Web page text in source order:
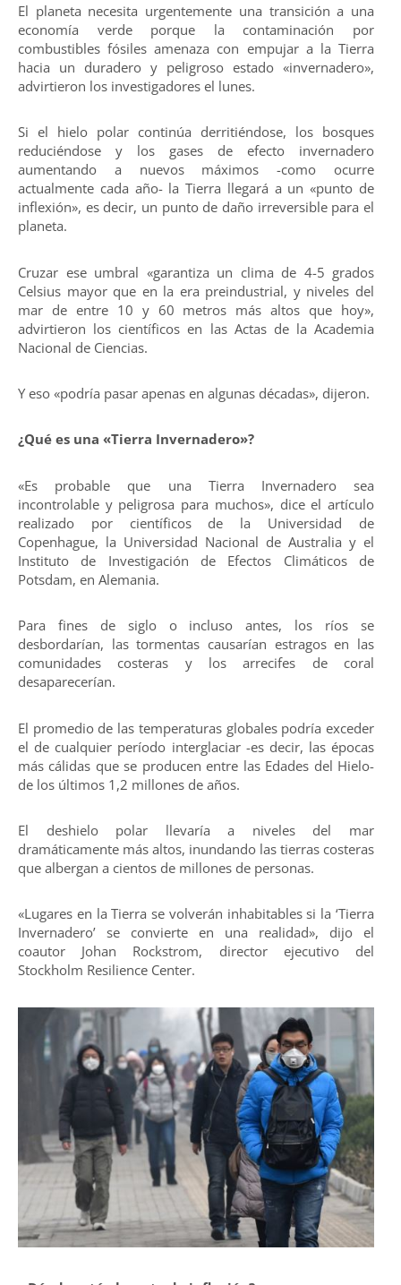
El planeta necesita urgentemente una transición a una
economía verde porque la contaminación por
combustibles fósiles amenaza con empujar a la Tierra
hacia un duradero y peligroso estado «invernadero»,
advirtieron los investigadores el lunes.
Si el hielo polar continúa derritiéndose, los bosques
reduciéndose y los gases de efecto invernadero
aumentando a nuevos máximos -como ocurre
actualmente cada año- la Tierra llegará a un «punto de
inflexión», es decir, un punto de daño irreversible para el
planeta.
Cruzar ese umbral «garantiza un clima de 4-5 grados
Celsius mayor que en la era preindustrial, y niveles del
mar de entre 10 y 60 metros más altos que hoy»,
advirtieron los científicos en las Actas de la Academia
Nacional de Ciencias.
Y eso «podría pasar apenas en algunas décadas», dijeron.
¿Qué es una «Tierra Invernadero»?
«Es probable que una Tierra Invernadero sea
incontrolable y peligrosa para muchos», dice el artículo
realizado por científicos de la Universidad de
Copenhague, la Universidad Nacional de Australia y el
Instituto de Investigación de Efectos Climáticos de
Potsdam, en Alemania.
Para fines de siglo o incluso antes, los ríos se
desbordarían, las tormentas causarían estragos en las
comunidades costeras y los arrecifes de coral
desaparecerían.
El promedio de las temperaturas globales podría exceder
el de cualquier período interglaciar -es decir, las épocas
más cálidas que se producen entre las Edades del Hielo-
de los últimos 1,2 millones de años.
El deshielo polar llevaría a niveles del mar
dramáticamente más altos, inundando las tierras costeras
que albergan a cientos de millones de personas.
«Lugares en la Tierra se volverán inhabitables si la ‘Tierra
Invernadero’ se convierte en una realidad», dijo el
coautor Johan Rockstrom, director ejecutivo del
Stockholm Resilience Center.